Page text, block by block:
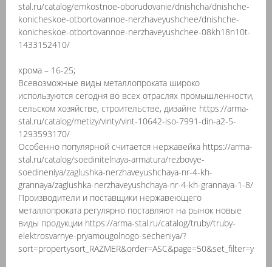
stal.ru/catalog/emkostnoe-oborudovanie/dnishcha/dnishche-
konicheskoe-otbortovannoe-nerzhaveyushchee/dnishche-
konicheskoe-otbortovannoe-nerzhaveyushchee-08kh18n10t-
1433152410/
хрома – 16-25;
Всевозможные виды металлопроката широко
используются сегодня во всех отраслях промышленности,
сельском хозяйстве, строительстве, дизайне https://arma-
stal.ru/catalog/metizy/vinty/vint-10642-iso-7991-din-a2-5-
1293593170/
Особенно популярной считается нержавейка https://arma-
stal.ru/catalog/soedinitelnaya-armatura/rezbovye-
soedineniya/zaglushka-nerzhaveyushchaya-nr-4-kh-
grannaya/zaglushka-nerzhaveyushchaya-nr-4-kh-grannaya-1-8/
Производители и поставщики нержавеющего
металлопроката регулярно поставляют на рынок новые
виды продукции https://arma-stal.ru/catalog/truby/truby-
elektrosvarnye-pryamougolnogo-secheniya/?
sort=propertysort_RAZMER&order=ASC&page=50&set_filter=y